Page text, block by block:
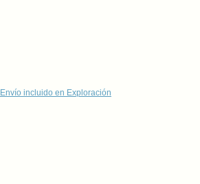
Envío incluido en Exploración